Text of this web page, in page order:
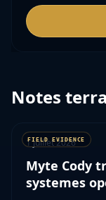
Notes
1 juillet 2026
Myte Cody
systemes